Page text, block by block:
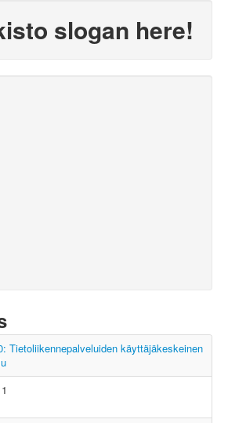
slogan here!
Tietoliikennepalveluiden käyttäjäkeskeinen